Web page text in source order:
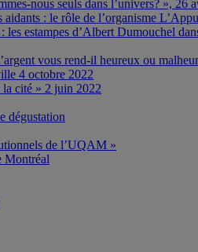
nous seuls dans l’univers? », 26
: le rôle de l’organisme
les estampes d’Albert Dumouchel
vous rend-il heureux ou
4 octobre 2022
la cité » 2 juin 2022
dégustation
de l’UQAM »
Montréal